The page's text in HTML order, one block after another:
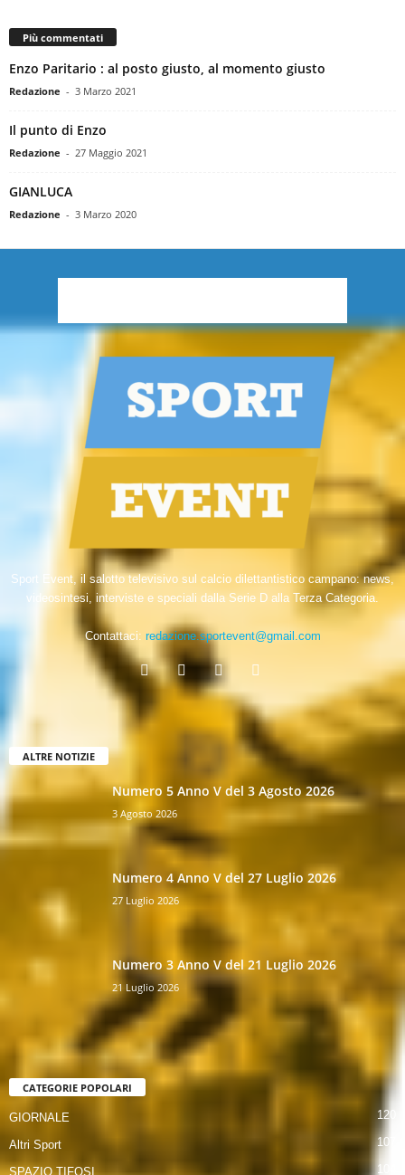
Più commentati
Enzo Paritario : al posto giusto, al momento giusto
Redazione - 3 Marzo 2021
Il punto di Enzo
Redazione - 27 Maggio 2021
GIANLUCA
Redazione - 3 Marzo 2020
Sport Event, il salotto televisivo sul calcio dilettantistico campano: news,
videosintesi, interviste e speciali dalla Serie D alla Terza Categoria.
Contattaci: redazione.sportevent@gmail.com
ALTRE NOTIZIE
Numero 5 Anno V del 3 Agosto 2026
3 Agosto 2026
Numero 4 Anno V del 27 Luglio 2026
27 Luglio 2026
Numero 3 Anno V del 21 Luglio 2026
21 Luglio 2026
CATEGORIE POPOLARI
GIORNALE 120
Altri Sport 107
SPAZIO TIFOSI 104